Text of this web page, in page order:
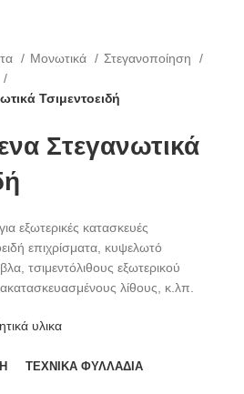
Μονωτικά
Στεγανοποίηση
Τσιμεντοειδή
Στεγανωτικά
εξωτερικές κατασκευές
επιχρίσματα, κυψελωτό
τσιμεντόλιθους εξωτερικού
λίθους, κ.λπ.
υλικα
ΤΕΧΝΙΚΆ ΦΥΛΛΆΔΙΑ